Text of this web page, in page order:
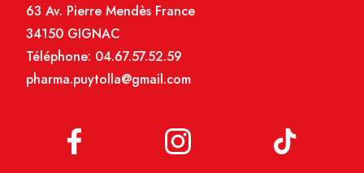
63 Av. Pierre Mendès France
34150 GIGNAC
Téléphone: 04.67.57.52.59
pharma.puytolla@gmail.com